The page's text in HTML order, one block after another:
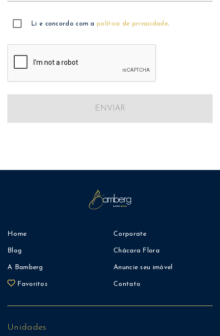
Li e concordo com apolítica de privacidade.
ENVIAR
Home
Blog
A Bamberg
Favoritos
Corporate
Chácara Flora
Anuncie seu imóvel
Contato
Unidades